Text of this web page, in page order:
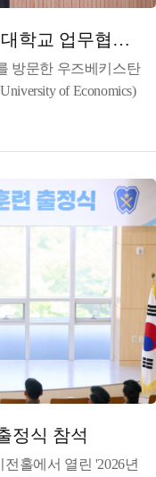
학교 업무협약
방문한 우즈베키스탄
of Economics)
정식 참석
홀에서 열린 '2026년